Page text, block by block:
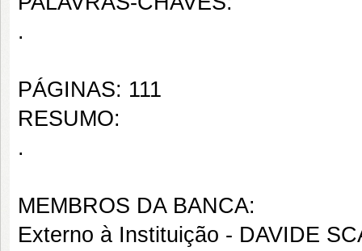
.
PÁGINAS: 111
RESUMO:
.
MEMBROS DA BANCA:
Externo à Instituição - DAVIDE